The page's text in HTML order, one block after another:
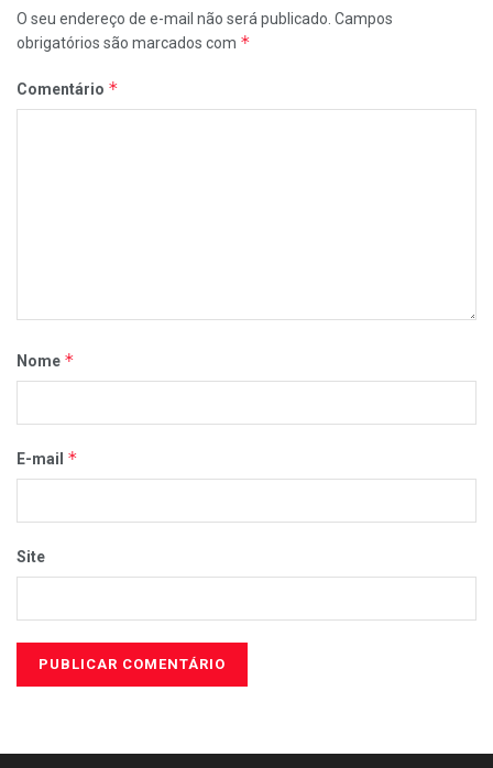
O seu endereço de e-mail não será publicado. Campos
obrigatórios são marcados com *
Comentário *
Nome *
E-mail *
Site